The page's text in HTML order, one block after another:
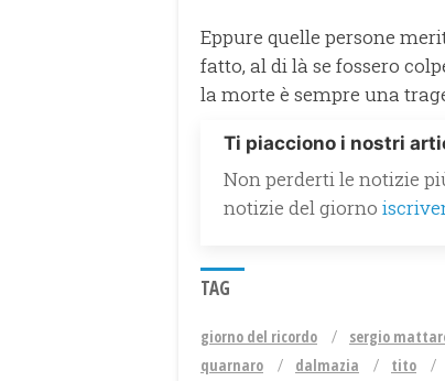
Eppure quelle persone
fatto, al di là se fossero
la morte è sempre una
Ti piacciono i nostri
Non perderti le notizie
notizie del giorno
TAG
giorno del ricordo sergio
quarnaro
dalmazia tito